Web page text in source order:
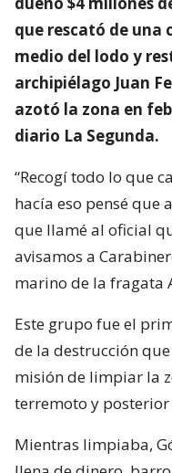
que rescató de
medio del lodo y
archipiélago Juan
azotó la zona en
diario La Segunda.
“Recogí todo lo que
hacía eso pensé que
que llamé al oficial
avisamos a
marino de la fragata
Este grupo fue el
de la destrucción
misión de limpiar la
terremoto y
Mientras limpiaba,